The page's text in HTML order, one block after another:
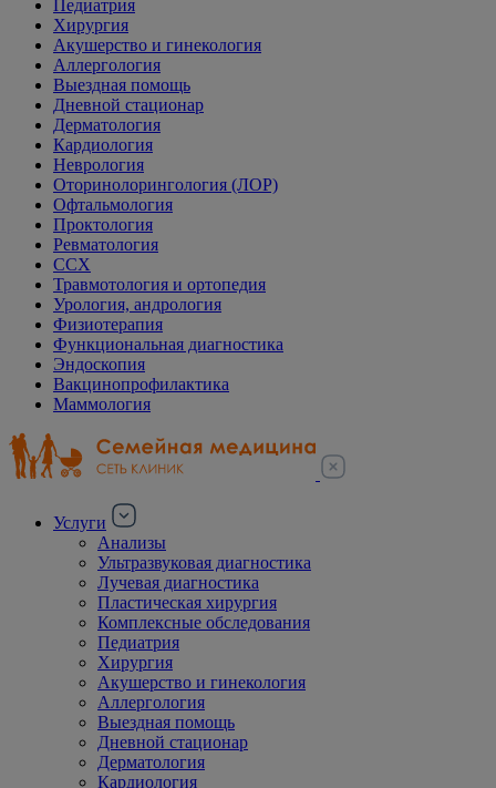
Педиатрия
Хирургия
Акушерство и гинекология
Аллергология
Выездная помощь
Дневной стационар
Дерматология
Кардиология
Неврология
Оторинолорингология (ЛОР)
Офтальмология
Проктология
Ревматология
ССХ
Травмотология и ортопедия
Урология, андрология
Физиотерапия
Функциональная диагностика
Эндоскопия
Вакцинопрофилактика
Маммология
Услуги
Анализы
Ультразвуковая диагностика
Лучевая диагностика
Пластическая хирургия
Комплексные обследования
Педиатрия
Хирургия
Акушерство и гинекология
Аллергология
Выездная помощь
Дневной стационар
Дерматология
Кардиология